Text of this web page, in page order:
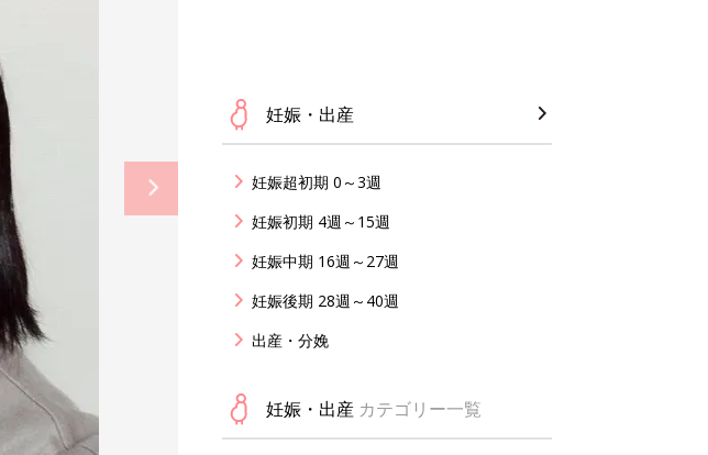
妊娠・出産
妊娠超初期 0～3週
妊娠初期 4週～15週
妊娠中期 16週～27週
妊娠後期 28週～40週
出産・分娩
妊娠・出産 カテゴリー一覧